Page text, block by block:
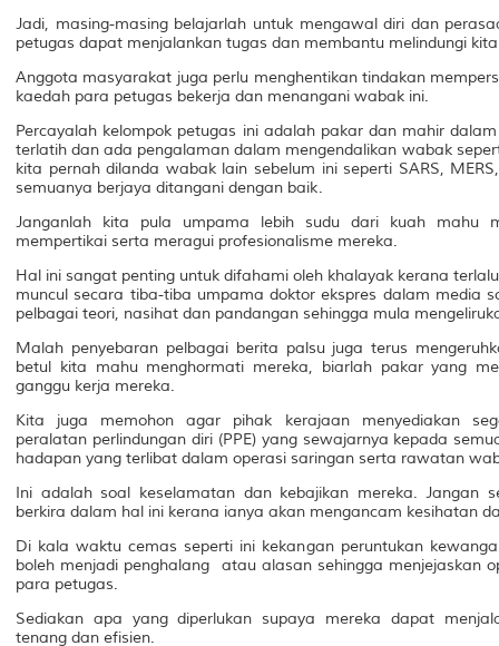
Jadi, masing-masing belajarlah untuk mengawal diri dan
petugas dapat menjalankan tugas dan membantu melindungi
Anggota masyarakat juga perlu menghentikan tindakan
kaedah para petugas bekerja dan menangani wabak ini.
Percayalah kelompok petugas ini adalah pakar dan mahir
terlatih dan ada pengalaman dalam mengendalikan wabak
kita pernah dilanda wabak lain sebelum ini seperti SARS,
semuanya berjaya ditangani dengan baik.
Janganlah kita pula umpama lebih sudu dari kuah mahu
mempertikai serta meragui profesionalisme mereka.
Hal ini sangat penting untuk difahami oleh khalayak kerana
muncul secara tiba-tiba umpama doktor ekspres dalam media
pelbagai teori, nasihat dan pandangan sehingga mula
Malah penyebaran pelbagai berita palsu juga terus
betul kita mahu menghormati mereka, biarlah pakar yang
ganggu kerja mereka.
Kita juga memohon agar pihak kerajaan menyediakan
peralatan perlindungan diri (PPE) yang sewajarnya kepada
hadapan yang terlibat dalam operasi saringan serta rawatan
Ini adalah soal keselamatan dan kebajikan mereka. Jangan
berkira dalam hal ini kerana ianya akan mengancam kesihatan
Di kala waktu cemas seperti ini kekangan peruntukan
boleh menjadi penghalang atau alasan sehingga menjejaskan
para petugas.
Sediakan apa yang diperlukan supaya mereka dapat
tenang dan efisien.